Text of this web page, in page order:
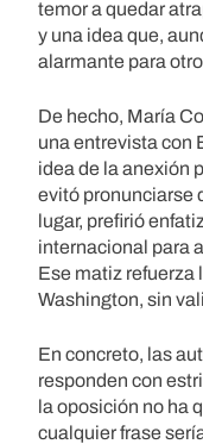
temor a quedar
y una idea que,
alarmante para
De hecho, María
una entrevista con
idea de la anexión
evitó pronunciarse
lugar, prefirió
internacional para
Ese matiz refuerza
Washington, sin
En concreto, las
responden con
la oposición no ha
cualquier frase